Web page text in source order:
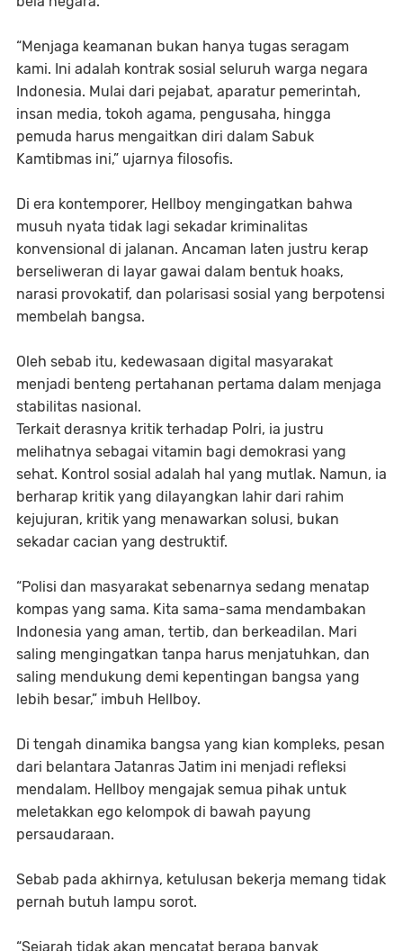
“Menjaga keamanan bukan hanya tugas seragam
kami. Ini adalah kontrak sosial seluruh warga negara
Indonesia. Mulai dari pejabat, aparatur pemerintah,
insan media, tokoh agama, pengusaha, hingga
pemuda harus mengaitkan diri dalam Sabuk
Kamtibmas ini,” ujarnya filosofis.
Di era kontemporer, Hellboy mengingatkan bahwa
musuh nyata tidak lagi sekadar kriminalitas
konvensional di jalanan. Ancaman laten justru kerap
berseliweran di layar gawai dalam bentuk hoaks,
narasi provokatif, dan polarisasi sosial yang berpotensi
membelah bangsa.
Oleh sebab itu, kedewasaan digital masyarakat
menjadi benteng pertahanan pertama dalam menjaga
stabilitas nasional.
Terkait derasnya kritik terhadap Polri, ia justru
melihatnya sebagai vitamin bagi demokrasi yang
sehat. Kontrol sosial adalah hal yang mutlak. Namun, ia
berharap kritik yang dilayangkan lahir dari rahim
kejujuran, kritik yang menawarkan solusi, bukan
sekadar cacian yang destruktif.
“Polisi dan masyarakat sebenarnya sedang menatap
kompas yang sama. Kita sama-sama mendambakan
Indonesia yang aman, tertib, dan berkeadilan. Mari
saling mengingatkan tanpa harus menjatuhkan, dan
saling mendukung demi kepentingan bangsa yang
lebih besar,” imbuh Hellboy.
Di tengah dinamika bangsa yang kian kompleks, pesan
dari belantara Jatanras Jatim ini menjadi refleksi
mendalam. Hellboy mengajak semua pihak untuk
meletakkan ego kelompok di bawah payung
persaudaraan.
Sebab pada akhirnya, ketulusan bekerja memang tidak
pernah butuh lampu sorot.
“Sejarah tidak akan mencatat berapa banyak